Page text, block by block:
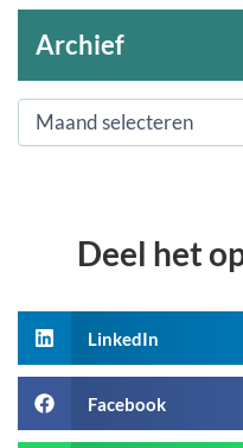
Archief
Deel het
LinkedIn
Facebook